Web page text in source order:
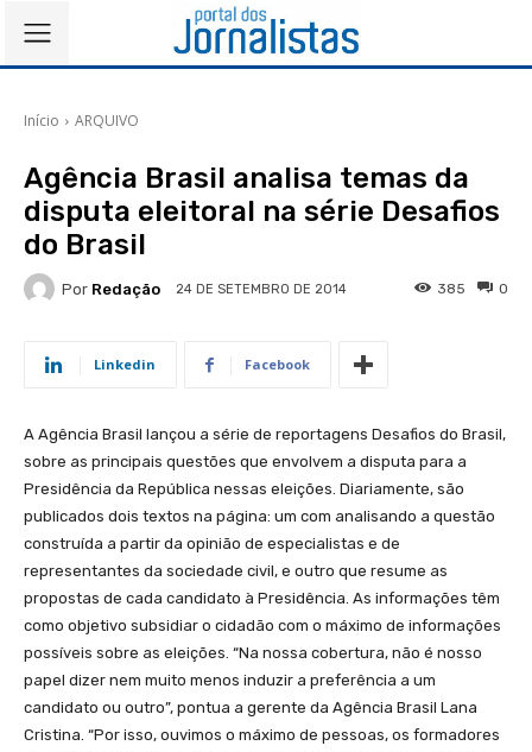
Início ARQUIVO
Agência Brasil analisa temas da
disputa eleitoral na série Desafios
do Brasil
Por Redação 24 DE SETEMBRO DE 2014 0
385
Linkedin Facebook
A Agência Brasil lançou a série de reportagens Desafios do Brasil,
sobre as principais questões que envolvem a disputa para a
Presidência da República nessas eleições. Diariamente, são
publicados dois textos na página: um com analisando a questão
construída a partir da opinião de especialistas e de
representantes da sociedade civil, e outro que resume as
propostas de cada candidato à Presidência. As informações têm
como objetivo subsidiar o cidadão com o máximo de informações
possíveis sobre as eleições. “Na nossa cobertura, não é nosso
papel dizer nem muito menos induzir a preferência a um
candidato ou outro”, pontua a gerente da Agência Brasil Lana
Cristina. “Por isso, ouvimos o máximo de pessoas, os formadores